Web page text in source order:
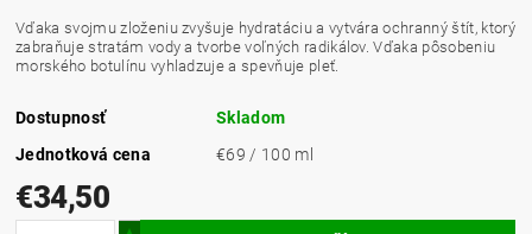
Vďaka svojmu zloženiu zvyšuje hydratáciu a vytvára ochranný štít, ktorý
zabraňuje stratám vody a tvorbe voľných radikálov. Vďaka pôsobeniu
morského botulínu vyhladzuje a spevňuje pleť.
Dostupnosť
Skladom
Jednotková cena
€69 / 100 ml
€34,50